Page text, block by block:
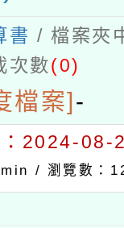
書 / 檔案夾
次數(0)
檔案] -
：2024-08-
/ 瀏覽數：